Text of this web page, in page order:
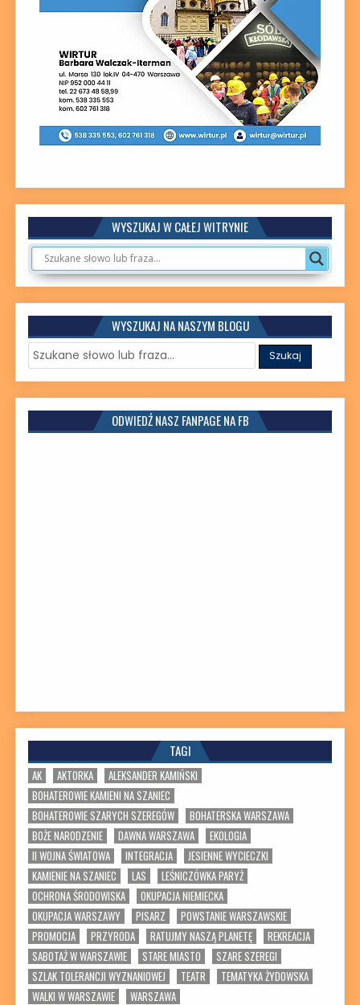
WYSZUKAJ W CAŁEJ WITRYNIE
WYSZUKAJ NA NASZYM BLOGU
ODWIEDŹ NASZ FANPAGE NA FB
TAGI
AK AKTORKA
ALEKSANDER KAMIŃSKI
BOHATEROWIE KAMIENI NA SZANIEC
BOHATEROWIE SZARYCH SZEREGÓW
BOHATERSKA WARSZAWA
BOŻE NARODZENIE
DAWNA WARSZAWA
EKOLOGIA
II WOJNA ŚWIATOWA
INTEGRACJA
JESIENNE WYCIECZKI
KAMIENIE NA SZANIEC
LAS
LEŚNICZÓWKA PARYŻ
OCHRONA ŚRODOWISKA
OKUPACJA NIEMIECKA
OKUPACJA WARSZAWY
PISARZ
POWSTANIE WARSZAWSKIE
PROMOCJA
PRZYRODA RATUJMY NASZĄ PLANETĘ
REKREACJA
SABOTAŻ W WARSZAWIE
STARE MIASTO
SZARE SZEREGI
SZLAK TOLERANCJI WYZNANIOWEJ
TEATR
TEMATYKA ŻYDOWSKA
WALKI W WARSZAWIE
WARSZAWA